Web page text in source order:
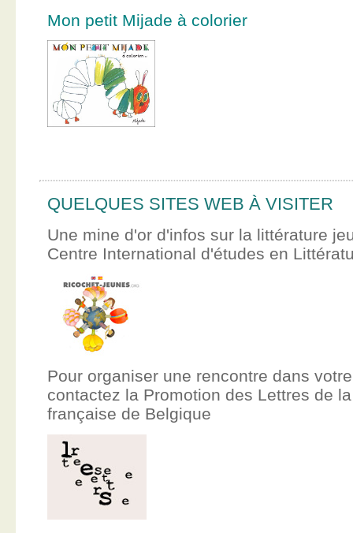
Mon petit Mijade à colorier
QUELQUES SITES WEB À VISITER
Une mine d'or d'infos sur la littérature
Centre International d'études en
Pour organiser une rencontre dans
contactez la Promotion des Lettres de
française de Belgique